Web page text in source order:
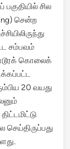
சில
சென்ற
சம்பவம்
கொலைக்
20 வயது
செய்திருப்பது